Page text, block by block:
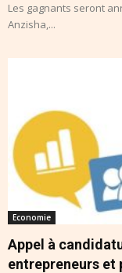
Les gagnants seront
Anzisha,...
Economie
Appel à
entrepreneurs et